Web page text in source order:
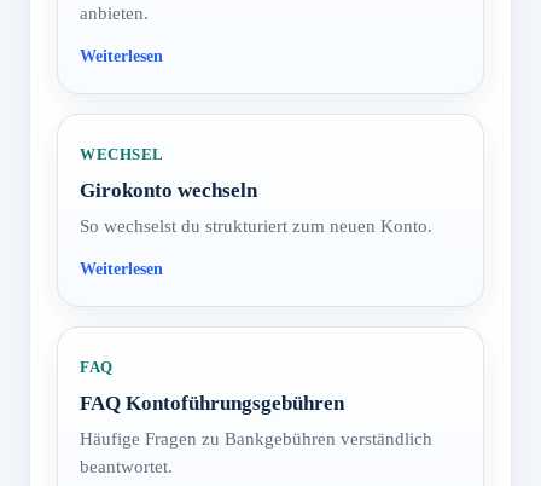
anbieten.
WECHSEL
Girokonto wechseln
So wechselst du strukturiert zum neuen Konto.
FAQ
FAQ Kontoführungsgebühren
Häufige Fragen zu Bankgebühren verständlich
beantwortet.